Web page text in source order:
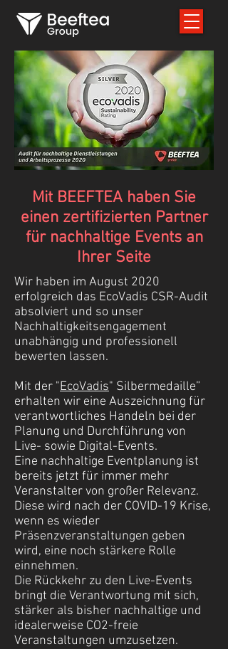
Mit BEEFTEA haben Sie
einen zertifizierten Partner
für nachhaltige Events an
Ihrer Seite
Wir haben im August 2020
erfolgreich das EcoVadis CSR-Audit
absolviert und so unser
Nachhaltigkeitsengagement
unabhängig und professionell
bewerten lassen.
Mit der "EcoVadis" Silbermedaille”
erhalten wir eine Auszeichnung für
verantwortliches Handeln bei der
Planung und Durchführung von
Live- sowie Digital-Events.
Eine nachhaltige Eventplanung ist
bereits jetzt für immer mehr
Veranstalter von großer Relevanz.
Diese wird nach der COVID-19 Krise,
wenn es wieder
Präsenzveranstaltungen geben
wird, eine noch stärkere Rolle
einnehmen.
Die Rückkehr zu den Live-Events
bringt die Verantwortung mit sich,
stärker als bisher nachhaltige und
idealerweise CO2-freie
Veranstaltungen umzusetzen.